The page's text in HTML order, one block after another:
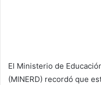
El Ministerio de
(MINERD) recordó que